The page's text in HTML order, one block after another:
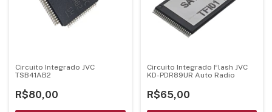
Circuito Integrado JVC
TSB41AB2
R$80,00
Circuito Integrado Flash JVC
KD-PDR89UR Auto Radio
R$65,00